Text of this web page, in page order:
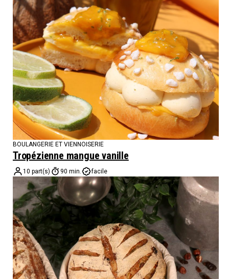
BOULANGERIE ET VIENNOISERIE
Tropézienne mangue vanille
10 part(s) 90 min. facile